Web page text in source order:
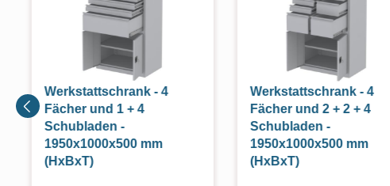
Werkstattschrank - 4
Fächer und 1 + 4
Schubladen -
1950x1000x500 mm
(HxBxT)
Werkstattschrank - 4
Fächer und 2 + 2 + 4
Schubladen -
1950x1000x500 mm
(HxBxT)